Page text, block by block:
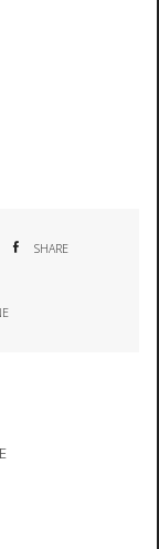
SHARE